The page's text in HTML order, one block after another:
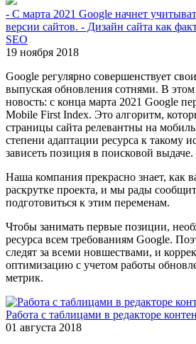
- С марта 2021 Google начнет
версии сайтов. - Дизайн сайта как
SEO
19 ноября 2018
Google регулярно совершенствует
выпуская обновления сотнями. В этом
новость: с конца марта 2021 Google
Mobile First Index. Это алгоритм,
страницы сайта релевантны на
степени адаптации ресурса к такому
зависеть позиция в поисковой выдаче.
Наша компания прекрасно знает, как
раскрутке проекта, и мы рады
подготовиться к этим переменам.
Чтобы занимать первые позиции,
ресурса всем требованиям Google.
следят за всеми новшествами, и
оптимизацию с учетом работы
метрик.
Работа с таблицами в редакторе
01 августа 2018